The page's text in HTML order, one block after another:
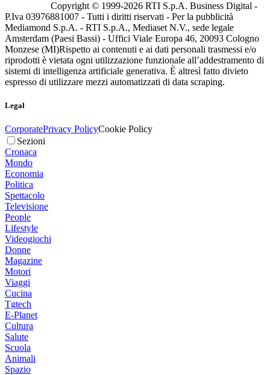
Copyright © 1999-2026 RTI S.p.A. Business Digital -
P.Iva 03976881007 - Tutti i diritti riservati - Per la pubblicità
Mediamond S.p.A. - RTI S.p.A., Mediaset N.V., sede legale
Amsterdam (Paesi Bassi) - Uffici Viale Europa 46, 20093 Cologno
Monzese (MI)Rispetto ai contenuti e ai dati personali trasmessi e/o
riprodotti è vietata ogni utilizzazione funzionale all’addestramento di
sistemi di intelligenza artificiale generativa. È altresì fatto divieto
espresso di utilizzare mezzi automatizzati di data scraping.
Legal
CorporatePrivacy PolicyCookie Policy
Sezioni
Cronaca
Mondo
Economia
Politica
Spettacolo
Televisione
People
Lifestyle
Videogiochi
Donne
Magazine
Motori
Viaggi
Cucina
Tgtech
E-Planet
Cultura
Salute
Scuola
Animali
Spazio